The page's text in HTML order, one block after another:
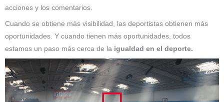
acciones y los comentarios.
Cuando se obtiene más visibilidad, las deportistas obtienen más
oportunidades. Y cuando tienen más oportunidades, todos
estamos un paso más cerca de la igualdad en el deporte.